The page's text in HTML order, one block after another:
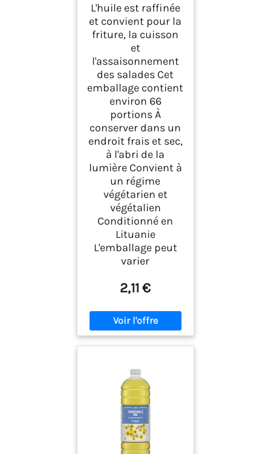
L'huile est raffinée
et convient pour la
friture, la cuisson
et
l'assaisonnement
des salades Cet
emballage contient
environ 66
portions À
conserver dans un
endroit frais et sec,
à l'abri de la
lumière Convient à
un régime
végétarien et
végétalien
Conditionné en
Lituanie
L'emballage peut
varier
2,11 €